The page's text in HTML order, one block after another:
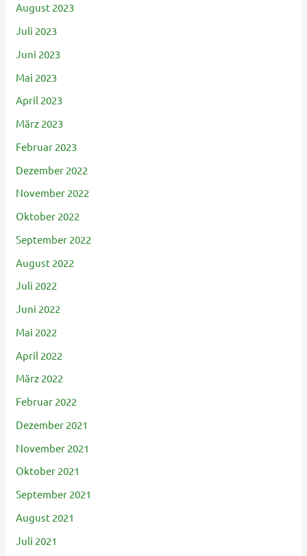
August 2023
Juli 2023
Juni 2023
Mai 2023
April 2023
März 2023
Februar 2023
Dezember 2022
November 2022
Oktober 2022
September 2022
August 2022
Juli 2022
Juni 2022
Mai 2022
April 2022
März 2022
Februar 2022
Dezember 2021
November 2021
Oktober 2021
September 2021
August 2021
Juli 2021